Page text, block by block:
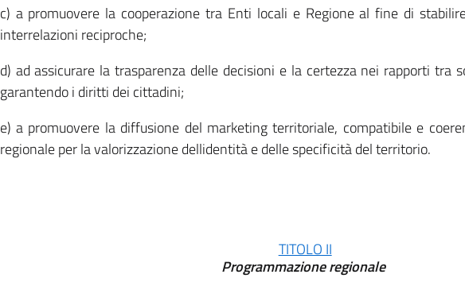
c) a promuovere la cooperazione tra Enti locali e Regione al fine di
interrelazioni reciproche;
d) ad assicurare la trasparenza delle decisioni e la certezza nei rapporti tra
garantendo i diritti dei cittadini;
e) a promuovere la diffusione del marketing territoriale, compatibile e
regionale per la valorizzazione dellidentità e delle specificità del territorio.
TITOLO II
Programmazione regionale